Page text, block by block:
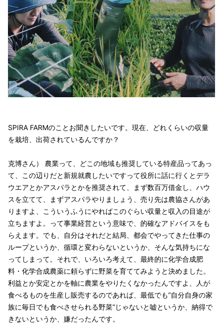
SPIRA FARMのことお聞きしたいです。現在、どれくらいの収量
を栽培、出荷されているんですか？
克博さん） 農業って、どこの地域も推奨している特産品ってあっ
て、この辺りだと新規就農したいですって役所に話に行くとデラ
ウエアとかアスパラとかを推奨されて、まず数百万借金し、ハウ
スを立てて、まずアスパラやりましょう、売り先は農協さんがあ
りますよ、こういうふうにやればこのぐらい収量と収入の目途が
立ちますよ。って事業経営という意味で、的確なアドバイスをも
らえます。でも、自分はそれだと結局、都会でやってきた仕事の
ループというか、循環と変わらないというか、そんな気持ちにな
ってしまって。それで、いろいろ考えて、最終的に化学合成肥
料・化学合成農薬に頼らずに野菜を育ててみようと決めました。
利益とか安定とかを軸に農業をやりたくなかったんですよ、人が
食べるものを生産し販売するのであれば、最低でも”自分自身の家
族に毎日でも食べさせられる野菜“じゃないと嘘というか、納得で
きないというか、嫌だったんです。